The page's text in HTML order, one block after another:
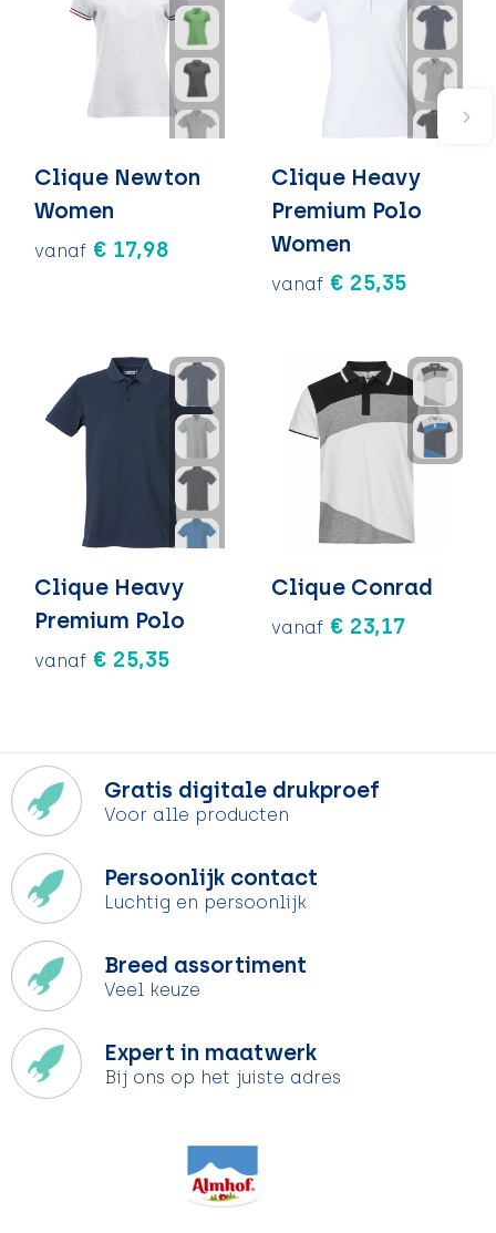
Clique Newton
Women
vanaf € 17,98
Clique Heavy
Premium Polo
Women
vanaf € 25,35
Clique Heavy
Premium Polo
vanaf € 25,35
Clique Conrad
vanaf € 23,17
Gratis digitale drukproef
Voor alle producten
Persoonlijk contact
Luchtig en persoonlijk
Breed assortiment
Veel keuze
Expert in maatwerk
Bij ons op het juiste adres